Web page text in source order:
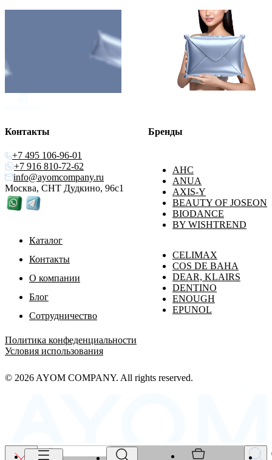
Контакты
+7 495 106-96-01
+7 916 810-72-62
info@ayomcompany.ru
Москва, СНТ Дудкино, 96с1
Каталог
Контакты
О компании
Блог
Сотрудничество
Бренды
AHC
ANUA
AXIS-Y
BEAUTY OF JOSEON
BIODANCE
BY WISHTREND
CELIMAX
COS DE BAHA
DEAR, KLAIRS
DENTINO
ENOUGH
EPUNOL
Политика конфеденциальности
Условия использования
© 2026 AYOM COMPANY. All rights reserved.